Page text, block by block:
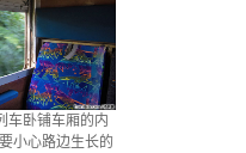
车卧铺车厢的内
小心路边生长的